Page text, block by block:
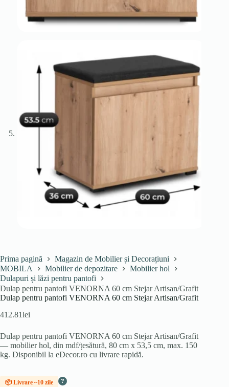
Prima pagină
Magazin de Mobilier și Decorațiuni
MOBILA
Mobilier de depozitare
Mobilier hol
Dulapuri și lăzi pentru pantofi
Dulap pentru pantofi VENORNA 60 cm Stejar Artisan/Grafit
Dulap pentru pantofi VENORNA 60 cm Stejar Artisan/Grafit
412.81lei
Dulap pentru pantofi VENORNA 60 cm Stejar Artisan/Grafit
— mobilier hol, din mdf/țesătură, 80 cm x 53,5 cm, max. 150
kg. Disponibil la eDecor.ro cu livrare rapidă.
📦 Livrare ~10 zile ?